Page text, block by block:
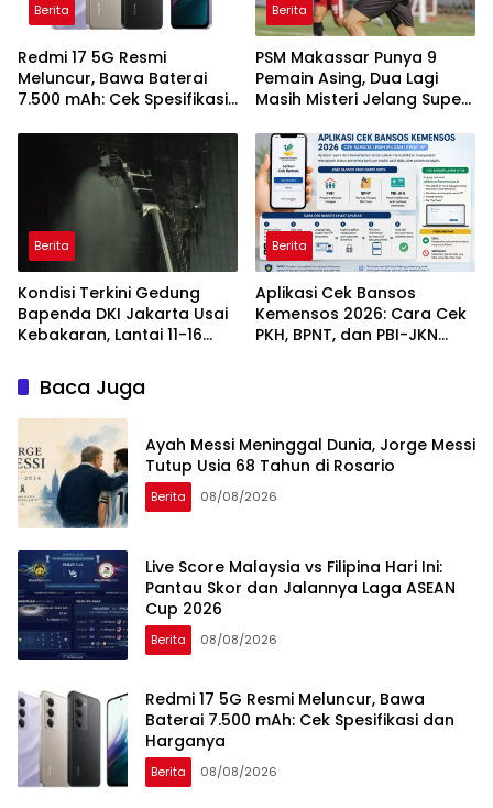
Berita
Redmi 17 5G Resmi
Meluncur, Bawa Baterai
7.500 mAh: Cek Spesifikasi
Berita
PSM Makassar Punya 9
Pemain Asing, Dua Lagi
Masih Misteri Jelang Super
Berita
Kondisi Terkini Gedung
Bapenda DKI Jakarta Usai
Kebakaran, Lantai 11-16
Berita
Aplikasi Cek Bansos
Kemensos 2026: Cara Cek
PKH, BPNT, dan PBI-JKN
Baca Juga
Ayah Messi Meninggal Dunia, Jorge Messi
Tutup Usia 68 Tahun di Rosario
Berita 08/08/2026
Live Score Malaysia vs Filipina Hari Ini:
Pantau Skor dan Jalannya Laga ASEAN
Cup 2026
Berita 08/08/2026
Redmi 17 5G Resmi Meluncur, Bawa
Baterai 7.500 mAh: Cek Spesifikasi dan
Harganya
Berita 08/08/2026